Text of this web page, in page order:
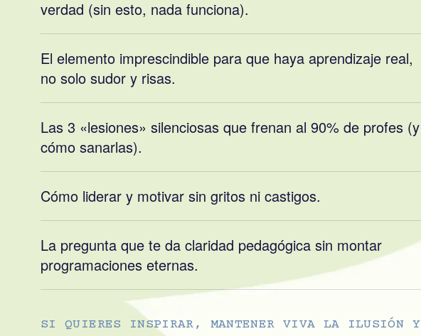
verdad (sin esto, nada funciona).
El elemento imprescindible para que haya aprendizaje real,
no solo sudor y risas.
Las 3 «lesiones» silenciosas que frenan al 90% de profes (y
cómo sanarlas).
Cómo liderar y motivar sin gritos ni castigos.
La pregunta que te da claridad pedagógica sin montar
programaciones eternas.
SI QUIERES INSPIRAR, MANTENER VIVA LA ILUSIÓN Y